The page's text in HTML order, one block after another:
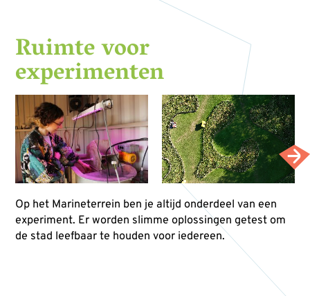
Ruimte voor
experimenten
Op het Marineterrein ben je altijd onderdeel van een
experiment. Er worden slimme oplossingen getest om
de stad leefbaar te houden voor iedereen.